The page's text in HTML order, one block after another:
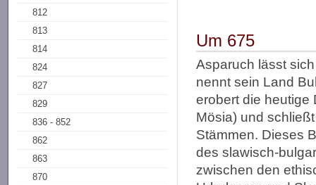
812
813
814
824
827
829
836 - 852
862
863
870
Um 675
Asparuch lässt
nennt sein Land
erobert die heutige
Mösia) und
Stämmen. Dieses
des slawisch-
zwischen den